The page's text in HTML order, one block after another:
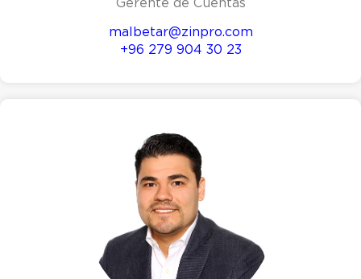
Gerente de Cuentas
malbetar@zinpro.com
+96 279 904 30 23